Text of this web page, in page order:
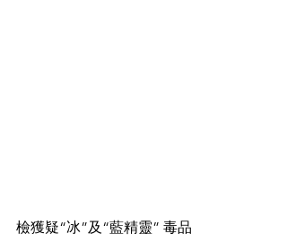
檢獲疑“冰”及“藍精靈” 毒品